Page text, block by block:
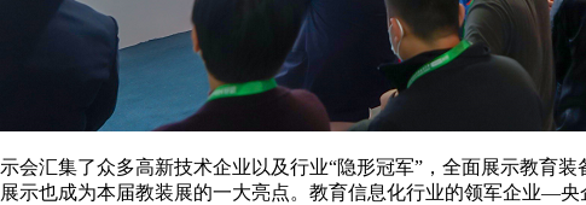
会汇集了众多高新技术企业以及行业“隐形冠军”，全面展示教育
示也成为本届教装展的一大亮点。教育信息化行业的领军企业—